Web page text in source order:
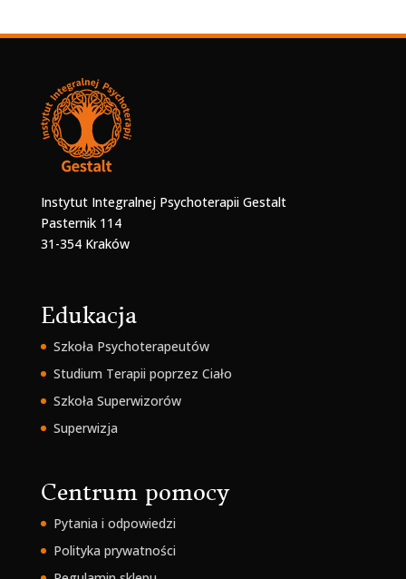
Instytut Integralnej Psychoterapii Gestalt
Pasternik 114
31-354 Kraków
Edukacja
Szkoła Psychoterapeutów
Studium Terapii poprzez Ciało
Szkoła Superwizorów
Superwizja
Centrum pomocy
Pytania i odpowiedzi
Polityka prywatności